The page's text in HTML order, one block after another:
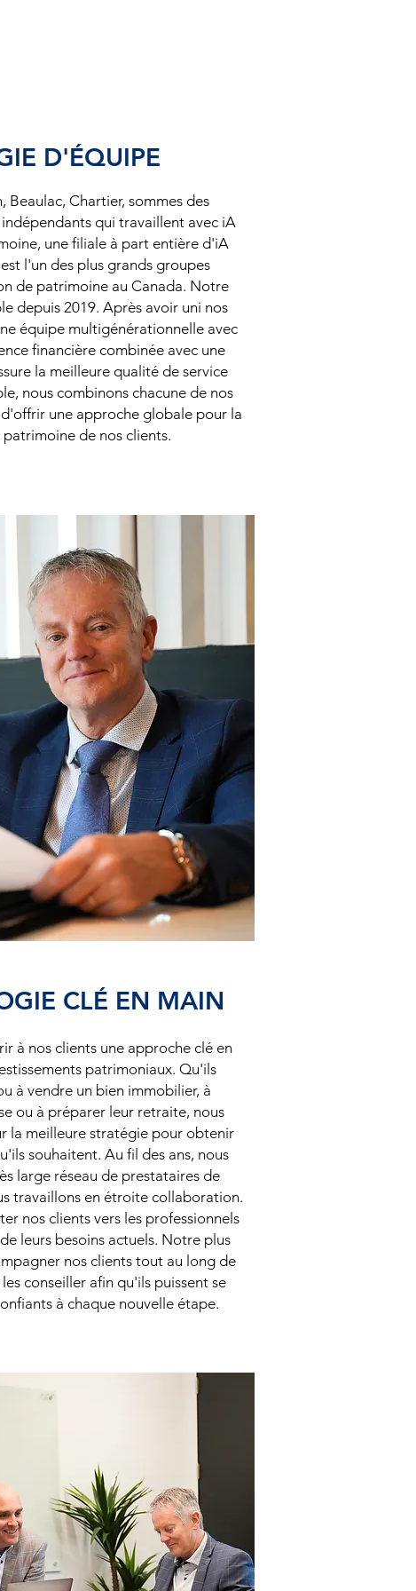
D'ÉQUIPE
Beaulac, Chartier, sommes des
qui travaillent avec iA
une filiale à part entière d'iA
l'un des plus grands groupes
de patrimoine au Canada. Notre
depuis 2019. Après avoir uni nos
équipe multigénérationnelle avec
financière combinée avec une
la meilleure qualité de service
nous combinons chacune de nos
une approche globale pour la
de nos clients.
CLÉ EN MAIN
à nos clients une approche clé en
patrimoniaux. Qu'ils
à vendre un bien immobilier, à
ou à préparer leur retraite, nous
la meilleure stratégie pour obtenir
souhaitent. Au fil des ans, nous
large réseau de prestataires de
travaillons en étroite collaboration.
nos clients vers les professionnels
leurs besoins actuels. Notre plus
nos clients tout au long de
conseiller afin qu'ils puissent se
à chaque nouvelle étape.